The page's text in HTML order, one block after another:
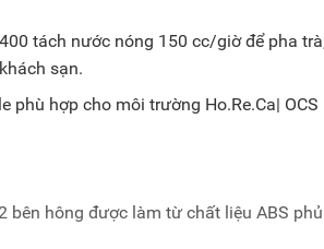
tách nước nóng 150 cc/giờ để pha
sạn.
phù hợp cho môi trường Ho.Re.Ca| OCS
bên hông được làm từ chất liệu ABS